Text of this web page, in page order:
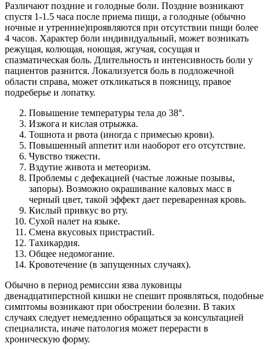
Различают поздние и голодные боли. Поздние возникают
спустя 1-1.5 часа после приема пищи, а голодные (обычно
ночные и утренние)проявляются при отсутствии пищи более
4 часов. Характер боли индивидуальный, может возникать
режущая, колющая, ноющая, жгучая, сосущая и
спазматическая боль. Длительность и интенсивность боли у
пациентов разнится. Локализуется боль в подложечной
области справа, может откликаться в поясницу, правое
подреберье и лопатку.
Повышение температуры тела до 38°.
Изжога и кислая отрыжка.
Тошнота и рвота (иногда с примесью крови).
Повышенный аппетит или наоборот его отсутствие.
Чувство тяжести.
Вздутие живота и метеоризм.
Проблемы с дефекацией (частые ложные позывы,
запоры). Возможно окрашивание каловых масс в
черный цвет, такой эффект дает переваренная кровь.
Кислый привкус во рту.
Сухой налет на языке.
Смена вкусовых пристрастий.
Тахикардия.
Общее недомогание.
Кровотечение (в запущенных случаях).
Обычно в период ремиссии язва луковицы
двенадцатиперстной кишки не спешит проявляться, подобные
симптомы возникают при обострении болезни. В таких
случаях следует немедленно обращаться за консультацией
специалиста, иначе патология может перерасти в
хроническую форму.